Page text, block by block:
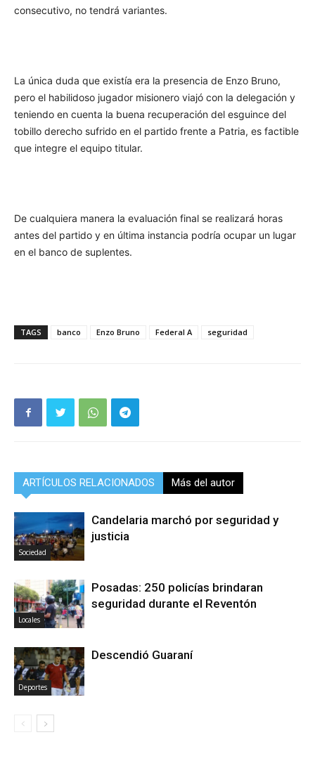
consecutivo, no tendrá variantes.
La única duda que existía era la presencia de Enzo Bruno,
pero el habilidoso jugador misionero viajó con la delegación y
teniendo en cuenta la buena recuperación del esguince del
tobillo derecho sufrido en el partido frente a Patria, es factible
que integre el equipo titular.
De cualquiera manera la evaluación final se realizará horas
antes del partido y en última instancia podría ocupar un lugar
en el banco de suplentes.
TAGS banco Enzo Bruno Federal A seguridad
ARTÍCULOS RELACIONADOS Más del autor
Sociedad
Candelaria marchó por seguridad y
justicia
Locales
Posadas: 250 policías brindaran
seguridad durante el Reventón
Deportes
Descendió Guaraní